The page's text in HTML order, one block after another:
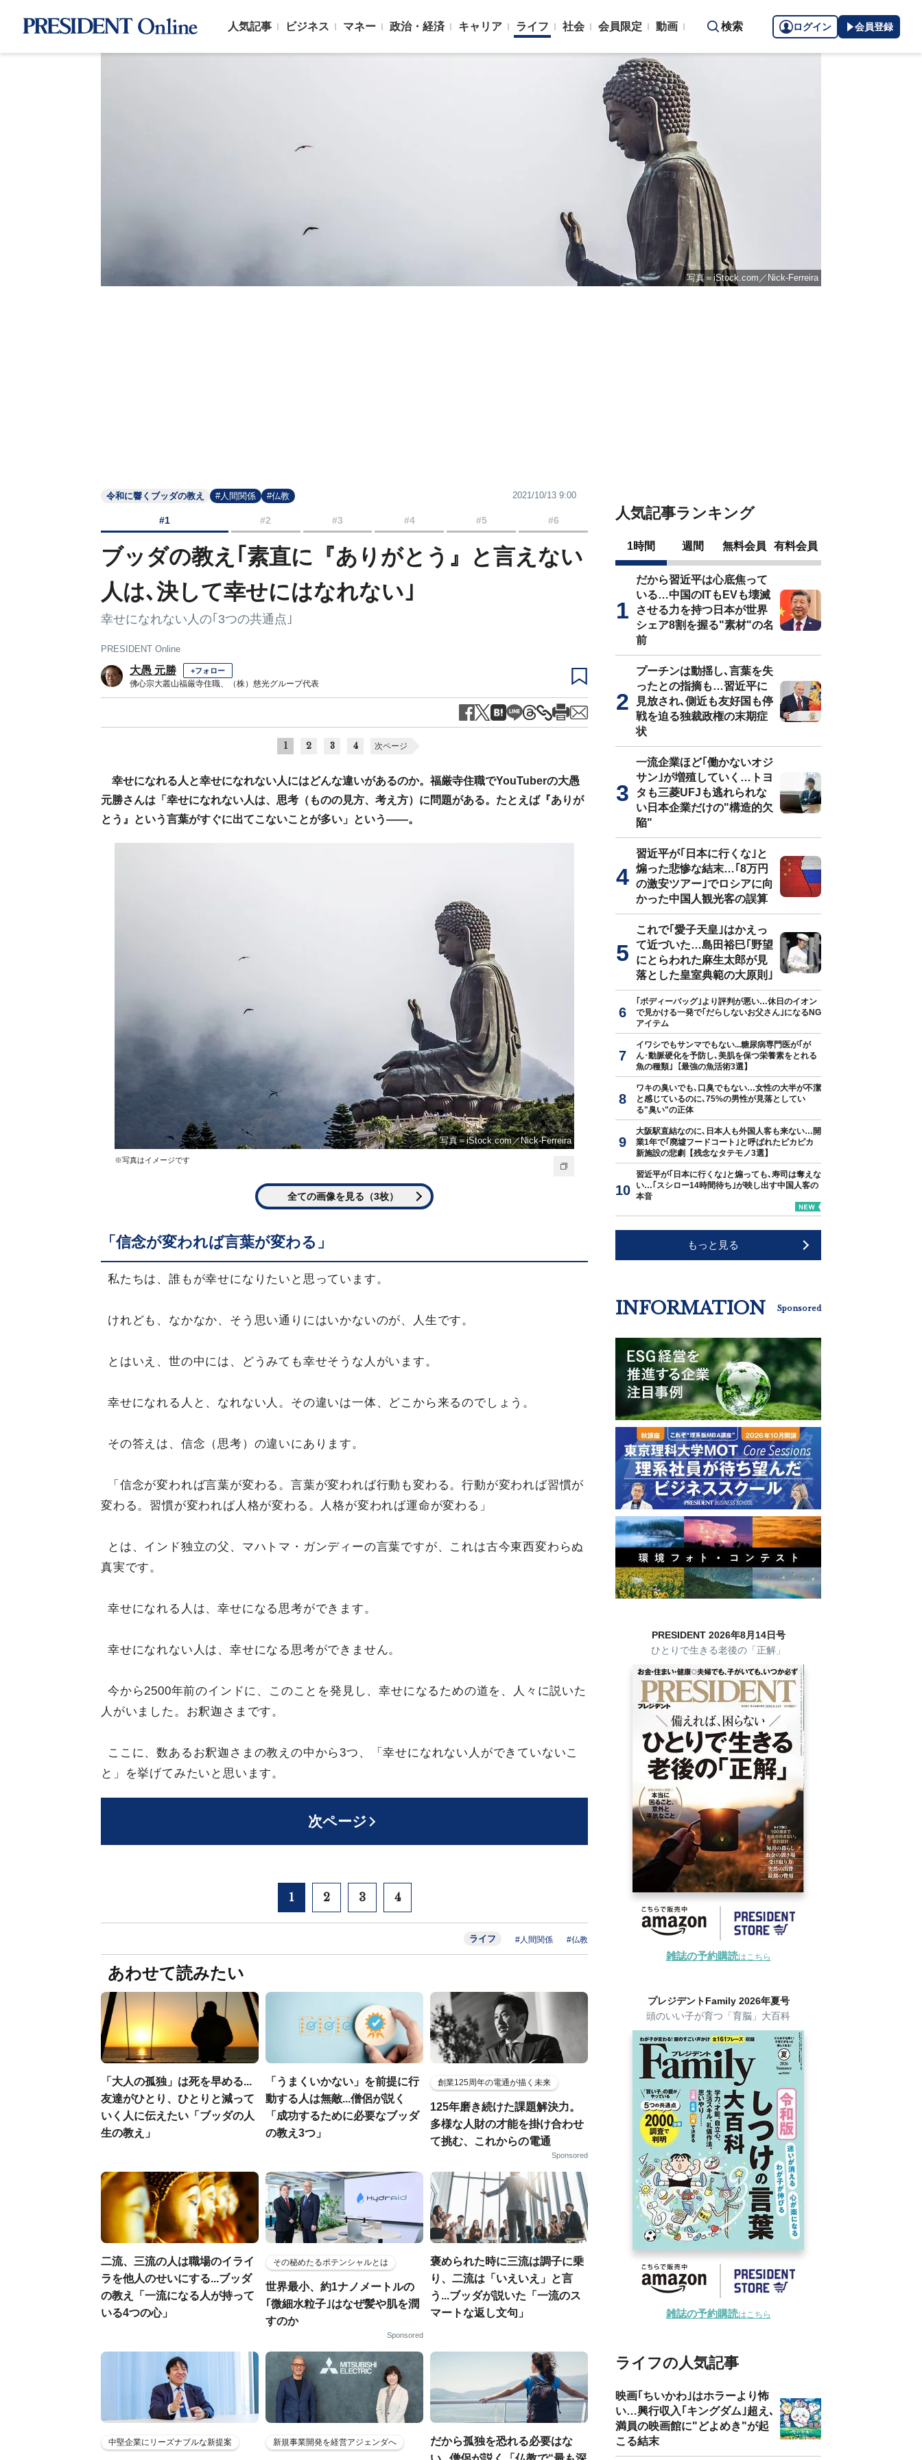
人気記事 ビジネス マネー 政治・経済 キャリア ライフ 社会 会員限定 動画 検索 ログイン 会員登録
写真＝iStock.com／Nick-Ferreira
令和に響くブッダの教え #人間関係 #仏教 2021/10/13 9:00
#1 #2 #3 #4 #5 #6
ブッダの教え｢素直に『ありがとう』と言えない
人は､決して幸せにはなれない｣
幸せになれない人の｢3つの共通点｣
PRESIDENT Online
大愚 元勝 +フォロー
佛心宗大叢山福厳寺住職、（株）慈光グループ代表
1 2 3 4 次ページ
幸せになれる人と幸せになれない人にはどんな違いがあるのか。福厳寺住職でYouTuberの大愚
元勝さんは「幸せになれない人は、思考（ものの見方、考え方）に問題がある。たとえば『ありが
とう』という言葉がすぐに出てこないことが多い」という——。
写真＝iStock.com／Nick-Ferreira
※写真はイメージです
全ての画像を見る（3枚）
「信念が変われば言葉が変わる」
私たちは、誰もが幸せになりたいと思っています。
けれども、なかなか、そう思い通りにはいかないのが、人生です。
とはいえ、世の中には、どうみても幸せそうな人がいます。
幸せになれる人と、なれない人。その違いは一体、どこから来るのでしょう。
その答えは、信念（思考）の違いにあります。
「信念が変われば言葉が変わる。言葉が変われば行動も変わる。行動が変われば習慣が
変わる。習慣が変われば人格が変わる。人格が変われば運命が変わる」
とは、インド独立の父、マハトマ・ガンディーの言葉ですが、これは古今東西変わらぬ
真実です。
幸せになれる人は、幸せになる思考ができます。
幸せになれない人は、幸せになる思考ができません。
今から2500年前のインドに、このことを発見し、幸せになるための道を、人々に説いた
人がいました。お釈迦さまです。
ここに、数あるお釈迦さまの教えの中から3つ、「幸せになれない人ができていないこ
と」を挙げてみたいと思います。
次ページ
1 2 3 4
ライフ #人間関係 #仏教
あわせて読みたい
「大人の孤独」は死を早める...
友達がひとり、ひとりと減って
いく人に伝えたい「ブッダの人
生の教え」
「うまくいかない」を前提に行
動する人は無敵...僧侶が説く
「成功するために必要なブッダ
の教え3つ」
創業125周年の電通が描く未来
125年磨き続けた課題解決力。
多様な人財の才能を掛け合わせ
て挑む、これからの電通
Sponsored
二流、三流の人は職場のイライ
ラを他人のせいにする...ブッダ
の教え「一流になる人が持って
いる4つの心」
その秘めたるポテンシャルとは
世界最小、約1ナノメートルの
｢微細水粒子｣はなぜ髪や肌を潤
すのか
Sponsored
褒められた時に三流は調子に乗
り、二流は「いえいえ」と言
う...ブッダが説いた「一流のス
マートな返し文句」
中堅企業にリーズナブルな新提案 新規事業開発を経営アジェンダへ
だから孤独を恐れる必要はな
人気記事ランキング
1時間 週間 無料会員 有料会員
だから習近平は心底焦って
いる…中国のITもEVも壊滅
させる力を持つ日本が世界
シェア8割を握る"素材"の名
前
プーチンは動揺し､言葉を失
ったとの指摘も…習近平に
見放され､側近も友好国も停
戦を迫る独裁政権の末期症
状
一流企業ほど｢働かないオジ
サン｣が増殖していく…トヨ
タも三菱UFJも逃れられな
い日本企業だけの"構造的欠
陥"
習近平が｢日本に行くな｣と
煽った悲惨な結末…｢8万円
の激安ツアー｣でロシアに向
かった中国人観光客の誤算
これで｢愛子天皇｣はかえっ
て近づいた…島田裕巳｢野望
にとらわれた麻生太郎が見
落とした皇室典範の大原則｣
｢ボディーバッグ｣より評判が悪い…休日のイオン
で見かける一発で｢だらしないお父さん｣になるNG
アイテム
イワシでもサンマでもない...糖尿病専門医が｢が
ん･動脈硬化を予防し､美肌を保つ栄養素をとれる
魚の種類｣【最強の魚活術3選】
ワキの臭いでも､口臭でもない…女性の大半が不潔
と感じているのに､75%の男性が見落としてい
る"臭い"の正体
大阪駅直結なのに､日本人も外国人客も来ない…開
業1年で｢廃墟フードコート｣と呼ばれたピカピカ
新施設の悲劇【残念なタテモノ3選】
習近平が｢日本に行くな｣と煽っても､寿司は奪えな
い…｢スシロー14時間待ち｣が映し出す中国人客の
本音
もっと見る
INFORMATION Sponsored
PRESIDENT 2026年8月14日号
ひとりで生きる老後の「正解」
雑誌の予約購読はこちら
プレジデントFamily 2026年夏号
頭のいい子が育つ「育脳」大百科
雑誌の予約購読はこちら
ライフの人気記事
映画｢ちいかわ｣はホラーより怖
い…興行収入｢キングダム｣超え､
満員の映画館に"どよめき"が起
こる結末